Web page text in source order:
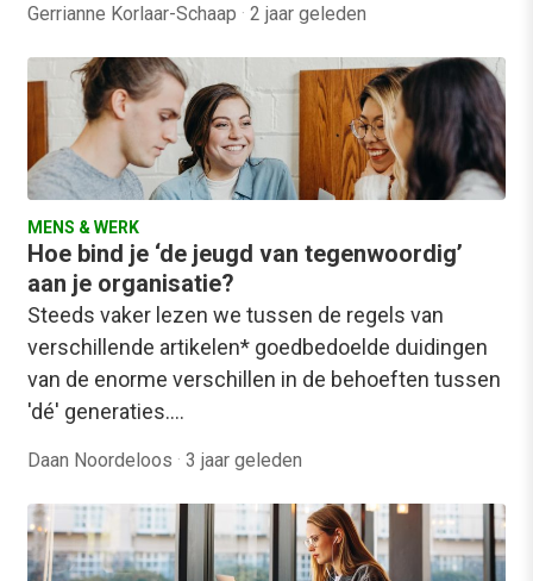
Gerrianne Korlaar-Schaap · 2 jaar geleden
MENS & WERK
Hoe bind je ‘de jeugd van tegenwoordig’
aan je organisatie?
Steeds vaker lezen we tussen de regels van
verschillende artikelen* goedbedoelde duidingen
van de enorme verschillen in de behoeften tussen
'dé' generaties.…
Daan Noordeloos · 3 jaar geleden